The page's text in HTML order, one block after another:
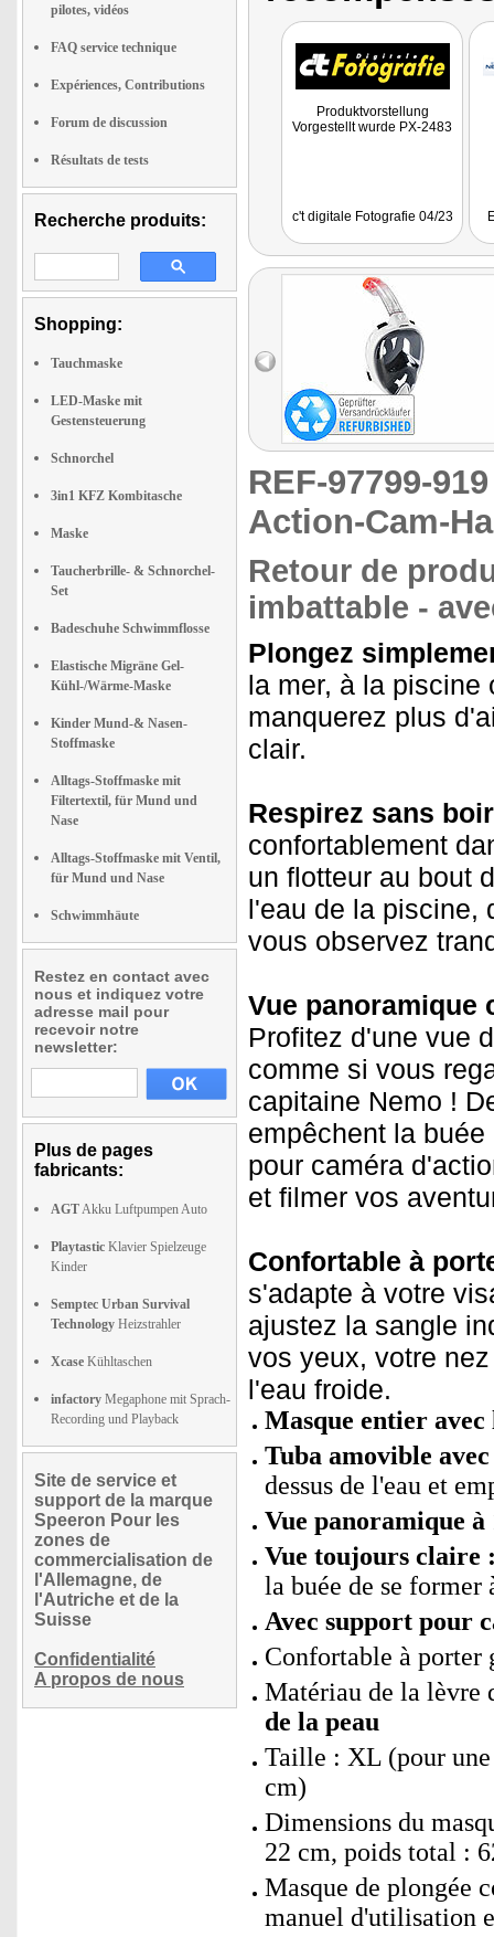
pilotes, vidéos
FAQ service technique
Expériences, Contributions
Forum de discussion
Résultats de tests
Recherche produits:
Shopping:
Tauchmaske
LED-Maske mit
Gestensteuerung
Schnorchel
3in1 KFZ Kombitasche
Maske
Taucherbrille- & Schnorchel-
Set
Badeschuhe Schwimmflosse
Elastische Migräne Gel-
Kühl-/Wärme-Maske
Kinder Mund-& Nasen-
Stoffmaske
Alltags-Stoffmaske mit
Filtertextil, für Mund und
Nase
Alltags-Stoffmaske mit Ventil,
für Mund und Nase
Schwimmhäute
Restez en contact avec
nous et indiquez votre
adresse mail pour
recevoir notre
newsletter:
Plus de pages
fabricants:
AGTAkku Luftpumpen Auto
Playtastic Klavier Spielzeuge
Kinder
Semptec Urban Survival
Technology Heizstrahler
Xcase Kühltaschen
infactory Megaphone mit Sprach-
Recording und Playback
Site de service et
support de la marque
Speeron Pour les
zones de
commercialisation de
l'Allemagne, de
l'Autriche et de la
Suisse
Confidentialité
A propos de nous
Produktvorstellung
Vorgestellt wurde PX-2483
c't digitale Fotografie 04/23
REF-97799-
Action-Cam-
Retour de
imbattable -
Plongez
la mer, à la piscine
manquerez plus
clair.
Respirez sans
confortablement
un flotteur au bout
l'eau de la piscine,
vous observez
Vue panoramique
Profitez d'une vue
comme si vous
capitaine Nemo !
empêchent la
pour caméra
et filmer vos
Confortable à
s'adapte à votre
ajustez la sangle
vos yeux, votre
l'eau froide.
Masque entier
Tuba amovible
dessus de l'eau et
Vue panoramique à
Vue toujours claire
la buée de se
Avec support pour
Confortable à porter
Matériau de la lèvre
de la peau
Taille : XL (pour une
cm)
Dimensions du
22 cm, poids total :
Masque de plongée
manuel d'utilisation